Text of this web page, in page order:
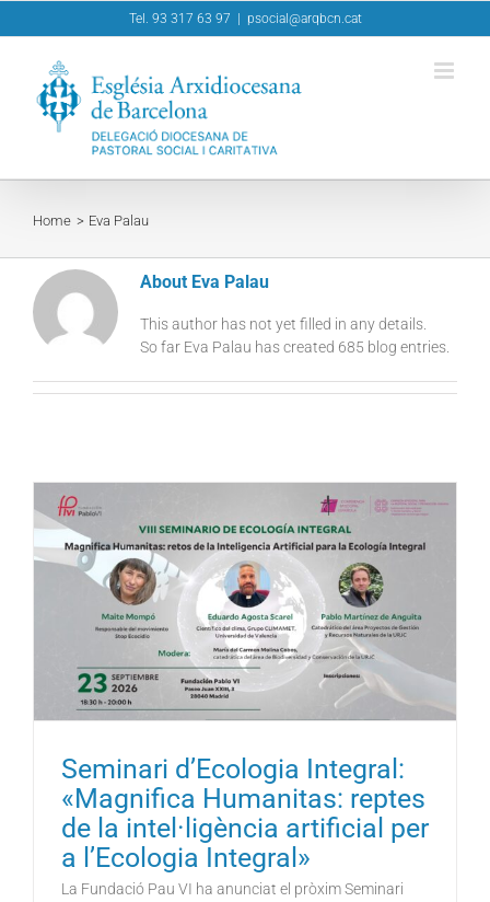
to
Tel. 93 317 63 97 psocial@arqbcn.cat
Home Eva Palau
About Eva Palau
This author has not yet filled in any details.
So far Eva Palau has created 685 blog entries.
Seminari d’Ecologia Integral:
«Magnifica Humanitas: reptes
de la intel·ligència artificial per
a l’Ecologia Integral»
La Fundació Pau VI ha anunciat el pròxim Seminari